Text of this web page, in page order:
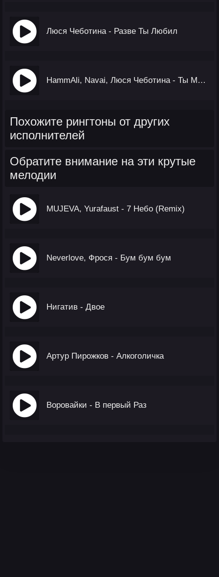
Люся Чеботина - Разве Ты Любил
HammAli, Navai, Люся Чеботина - Ты Моя Мелодия
Похожите рингтоны от других
исполнителей
Обратите внимание на эти крутые
мелодии
MUJEVA, Yurafaust - 7 Небо (Remix)
Neverlove, Фрося - Бум бум бум
Нигатив - Двое
Артур Пирожков - Алкоголичка
Воровайки - В первый Раз